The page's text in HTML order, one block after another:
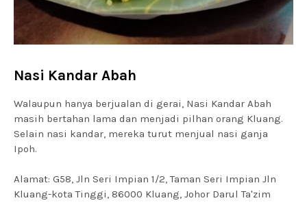
Nasi Kandar Abah
Walaupun hanya berjualan di gerai, Nasi Kandar Abah
masih bertahan lama dan menjadi pilhan orang Kluang.
Selain nasi kandar, mereka turut menjual nasi ganja
Ipoh.
Alamat: G58, Jln Seri Impian 1/2, Taman Seri Impian Jln
Kluang-kota Tinggi, 86000 Kluang, Johor Darul Ta'zim